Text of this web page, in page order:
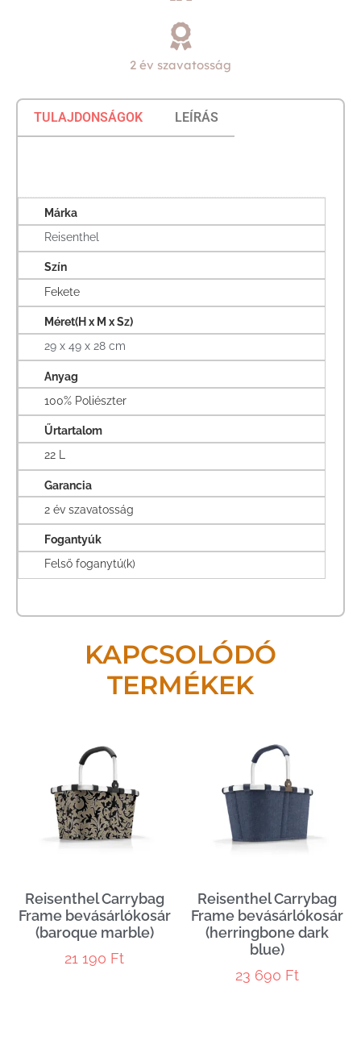
2 év szavatosság
TULAJDONSÁGOK LEÍRÁS
Márka
Reisenthel
Szín
Fekete
Méret(H x M x Sz)
29 x 49 x 28 cm
Anyag
100% Poliészter
Űrtartalom
22 L
Garancia
2 év szavatosság
Fogantyúk
Felső foganytú(k)
KAPCSOLÓDÓ
TERMÉKEK
Reisenthel Carrybag
Frame bevásárlókosár
(baroque marble)
21 190 Ft
Reisenthel Carrybag
Frame bevásárlókosár
(herringbone dark
blue)
23 690 Ft